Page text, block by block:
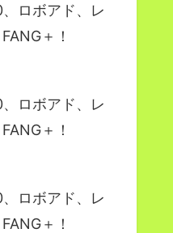
、ロボアド、レ
＋！
、ロボアド、レ
＋！
、ロボアド、レ
＋！